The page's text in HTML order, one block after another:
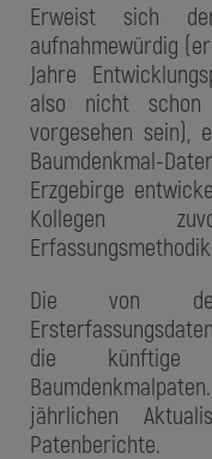
Erweist sich
aufnahmewürdig
Jahre
also nicht schon
vorgesehen sein),
Baumdenkmal-
Erzgebirge
Kollegen
Die von
die künftige
jährlichen
Patenberichte.